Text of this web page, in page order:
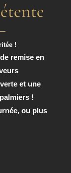
!
remise en
et une
!
ou plus